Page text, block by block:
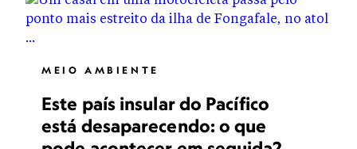
MEIO AMBIENTE
Este país insular do Pacífico
está desaparecendo: o que